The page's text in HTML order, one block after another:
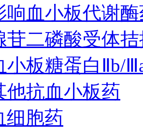
响血小板代谢
苷二磷酸受体
小板糖蛋白Ⅱb/
他抗血小板药
细胞药